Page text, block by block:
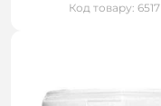
Код товару: 6517